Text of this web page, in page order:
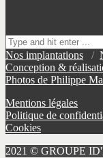
Nos implantations /
Conception &
Photos de Philippe
Mentions légales
Politique de
Cookies
2021 © GROUPE